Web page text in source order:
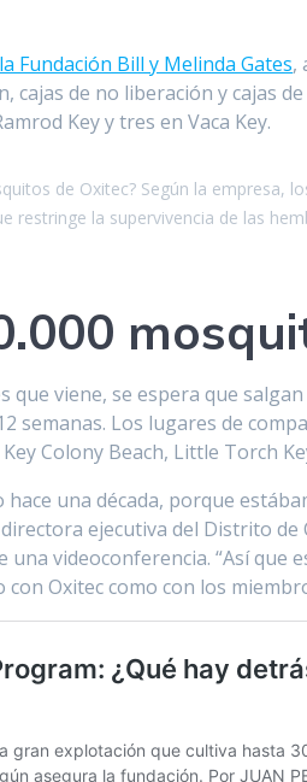
Fundación Bill y Melinda Gates,
cajas de no liberación y cajas
Key y tres en Vaca Key.
de Oxitec? Según la empresa,
restringe la supervivencia de las
que viene, se espera que
semanas. Los lugares de
Colony Beach, Little Torch
hace una década, porque
directora ejecutiva del Distrito
una videoconferencia. “Así que
Oxitec como con los